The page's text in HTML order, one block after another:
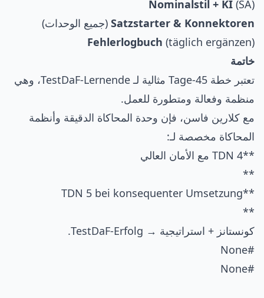
Nominalstil + KI (SA)
Satzstarter & Konnektoren (جميع الوحدات)
Fehlerlogbuch (täglich ergänzen)
خاتمة
تعتبر خطة 45-Tage مثالية لـ TestDaF-Lernende، وهي
منظمة وفعالة ومتطورة للعمل.
مع كلارين فاسن، فإن وحدة المحاكاة الدقيقة وأنظمة
المحاكاة مخصصة لـ:
**TDN 4 مع الأمان العالي
**
**TDN 5 bei konsequenter Umsetzung
**
كونستانز + استراتيجية → TestDaF-Erfolg.
#None
#None